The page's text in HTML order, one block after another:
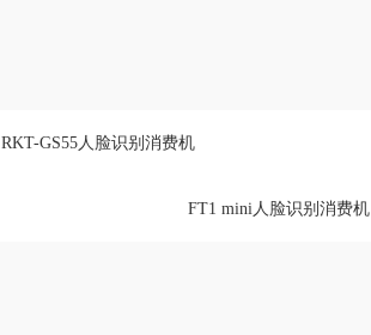
RKT-GS55人脸识别消费机
FT1 mini人脸识别消费机